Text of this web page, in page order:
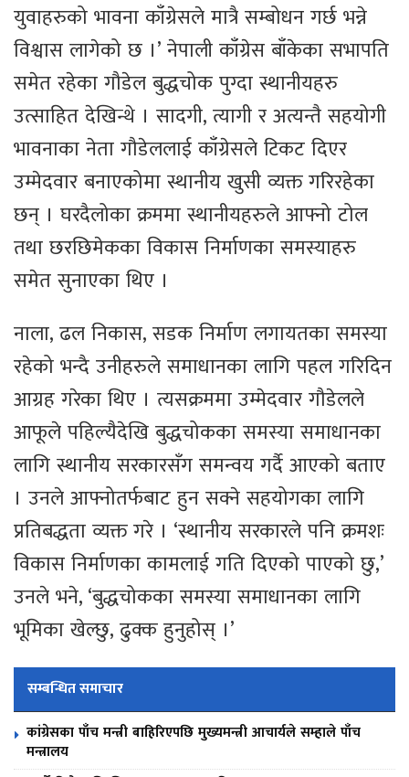
युवाहरुको भावना काँग्रेसले मात्रै सम्बोधन गर्छ भन्ने
विश्वास लागेको छ ।’ नेपाली काँग्रेस बाँकेका सभापति
समेत रहेका गौडेल बुद्धचोक पुग्दा स्थानीयहरु
उत्साहित देखिन्थे । सादगी, त्यागी र अत्यन्तै सहयोगी
भावनाका नेता गौडेललाई काँग्रेसले टिकट दिएर
उम्मेदवार बनाएकोमा स्थानीय खुसी व्यक्त गरिरहेका
छन् । घरदैलोका क्रममा स्थानीयहरुले आफ्नो टोल
तथा छरछिमेकका विकास निर्माणका समस्याहरु
समेत सुनाएका थिए ।
नाला, ढल निकास, सडक निर्माण लगायतका समस्या
रहेको भन्दै उनीहरुले समाधानका लागि पहल गरिदिन
आग्रह गरेका थिए । त्यसक्रममा उम्मेदवार गौडेलले
आफूले पहिल्यैदेखि बुद्धचोकका समस्या समाधानका
लागि स्थानीय सरकारसँग समन्वय गर्दै आएको बताए
। उनले आफ्नोतर्फबाट हुन सक्ने सहयोगका लागि
प्रतिबद्धता व्यक्त गरे । ‘स्थानीय सरकारले पनि क्रमशः
विकास निर्माणका कामलाई गति दिएको पाएको छु,’
उनले भने, ‘बुद्धचोकका समस्या समाधानका लागि
भूमिका खेल्छु, ढुक्क हुनुहोस् ।’
सम्बन्धित समाचार
कांग्रेसका पाँच मन्त्री बाहिरिएपछि मुख्यमन्त्री आचार्यले सम्हाले पाँच
मन्त्रालय